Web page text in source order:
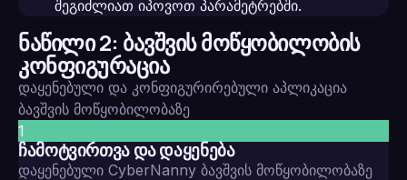
შეგიძლიათ იპოვოთ პარამეტრებში.
ნაწილი 2: ბავშვის მოწყობილობის
კონფიგურაცია
დაყენებული და კონფიგურირებული აპლიკაცია
ბავშვის მოწყობილობაზე
1
ჩამოტვირთვა და დაყენება
დაყენებული CyberNanny ბავშვის მოწყობილობაზე